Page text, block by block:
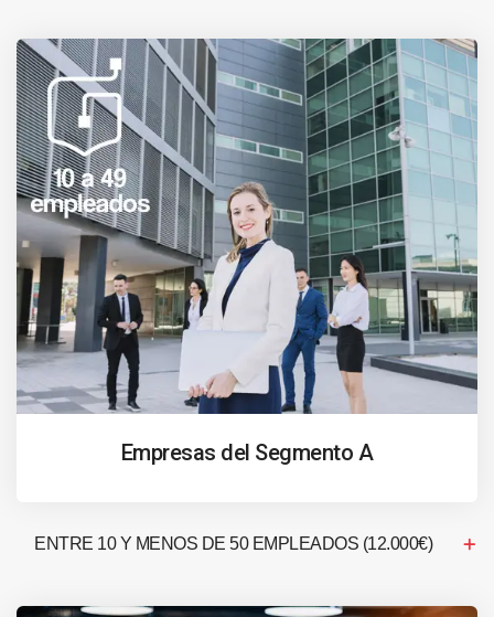
Empresas del Segmento A
ENTRE 10 Y MENOS DE 50 EMPLEADOS (12.000€)